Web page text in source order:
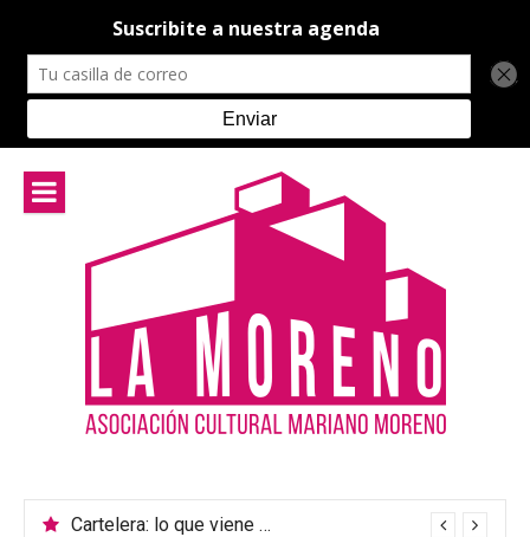
contenido
Cartelera: lo que viene en el teatro de La Moreno